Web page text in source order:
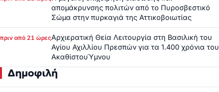
απομάκρυνσης πολιτών από το Πυροσβεστικό
Σώμα στην πυρκαγιά της Αττικοβοιωτίας
πριν από 21 ώρεςΑρχιερατική Θεία Λειτουργία στη Βασιλική του
Αγίου Αχιλλίου Πρεσπών για τα 1.400 χρόνια του
ΑκαθίστουΎμνου
Δημοφιλή